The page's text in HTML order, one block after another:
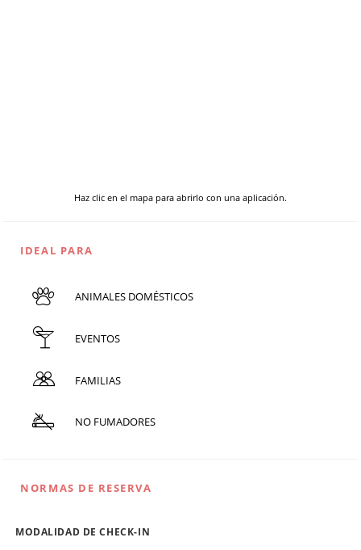
Haz clic en el mapa para abrirlo con una aplicación.
IDEAL PARA
ANIMALES DOMÉSTICOS
EVENTOS
FAMILIAS
NO FUMADORES
NORMAS DE RESERVA
MODALIDAD DE CHECK-IN